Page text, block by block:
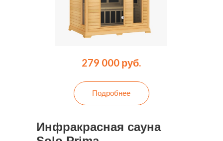
279 000 руб.
Подробнее
Инфракрасная сауна